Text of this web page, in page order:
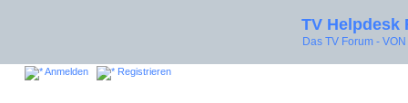
TV Helpdesk
Das TV Forum -
Anmelden Registrieren